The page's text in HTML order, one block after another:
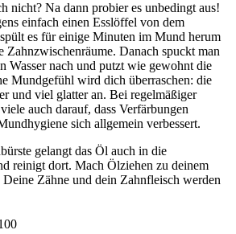
nicht? Na dann probier es unbedingt aus!
einfach einen Esslöffel von dem
es für einige Minuten im Mund herum
Zahnzwischenräume. Danach spuckt man
Wasser nach und putzt wie gewohnt die
Mundgefühl wird dich überraschen: die
und viel glatter an. Bei regelmäßiger
auch darauf, dass Verfärbungen
sich allgemein verbessert.
gelangt das Öl auch in die
reinigt dort. Mach Ölziehen zu deinem
Zähne und dein Zahnfleisch werden